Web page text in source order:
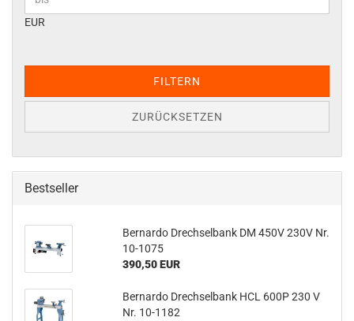
EUR
FILTERN
ZURÜCKSETZEN
Bestseller
Bernardo Drechselbank DM 450V 230V Nr.
10-1075
390,50 EUR
Bernardo Drechselbank HCL 600P 230 V
Nr. 10-1182